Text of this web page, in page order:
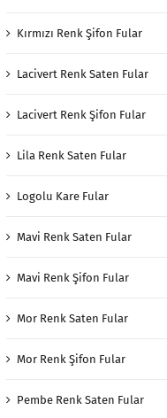
Kırmızı Renk Şifon Fular
Lacivert Renk Saten Fular
Lacivert Renk Şifon Fular
Lila Renk Saten Fular
Logolu Kare Fular
Mavi Renk Saten Fular
Mavi Renk Şifon Fular
Mor Renk Saten Fular
Mor Renk Şifon Fular
Pembe Renk Saten Fular